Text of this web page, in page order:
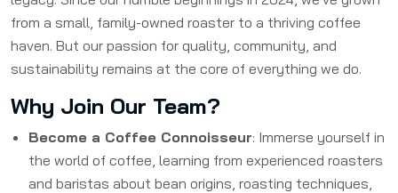
from a small, family-owned roaster to a thriving coffee
haven. But our passion for quality, community, and
sustainability remains at the core of everything we do.
Why Join Our Team?
Become a Coffee Connoisseur: Immerse yourself in
the world of coffee, learning from experienced roasters
and baristas about bean origins, roasting techniques,